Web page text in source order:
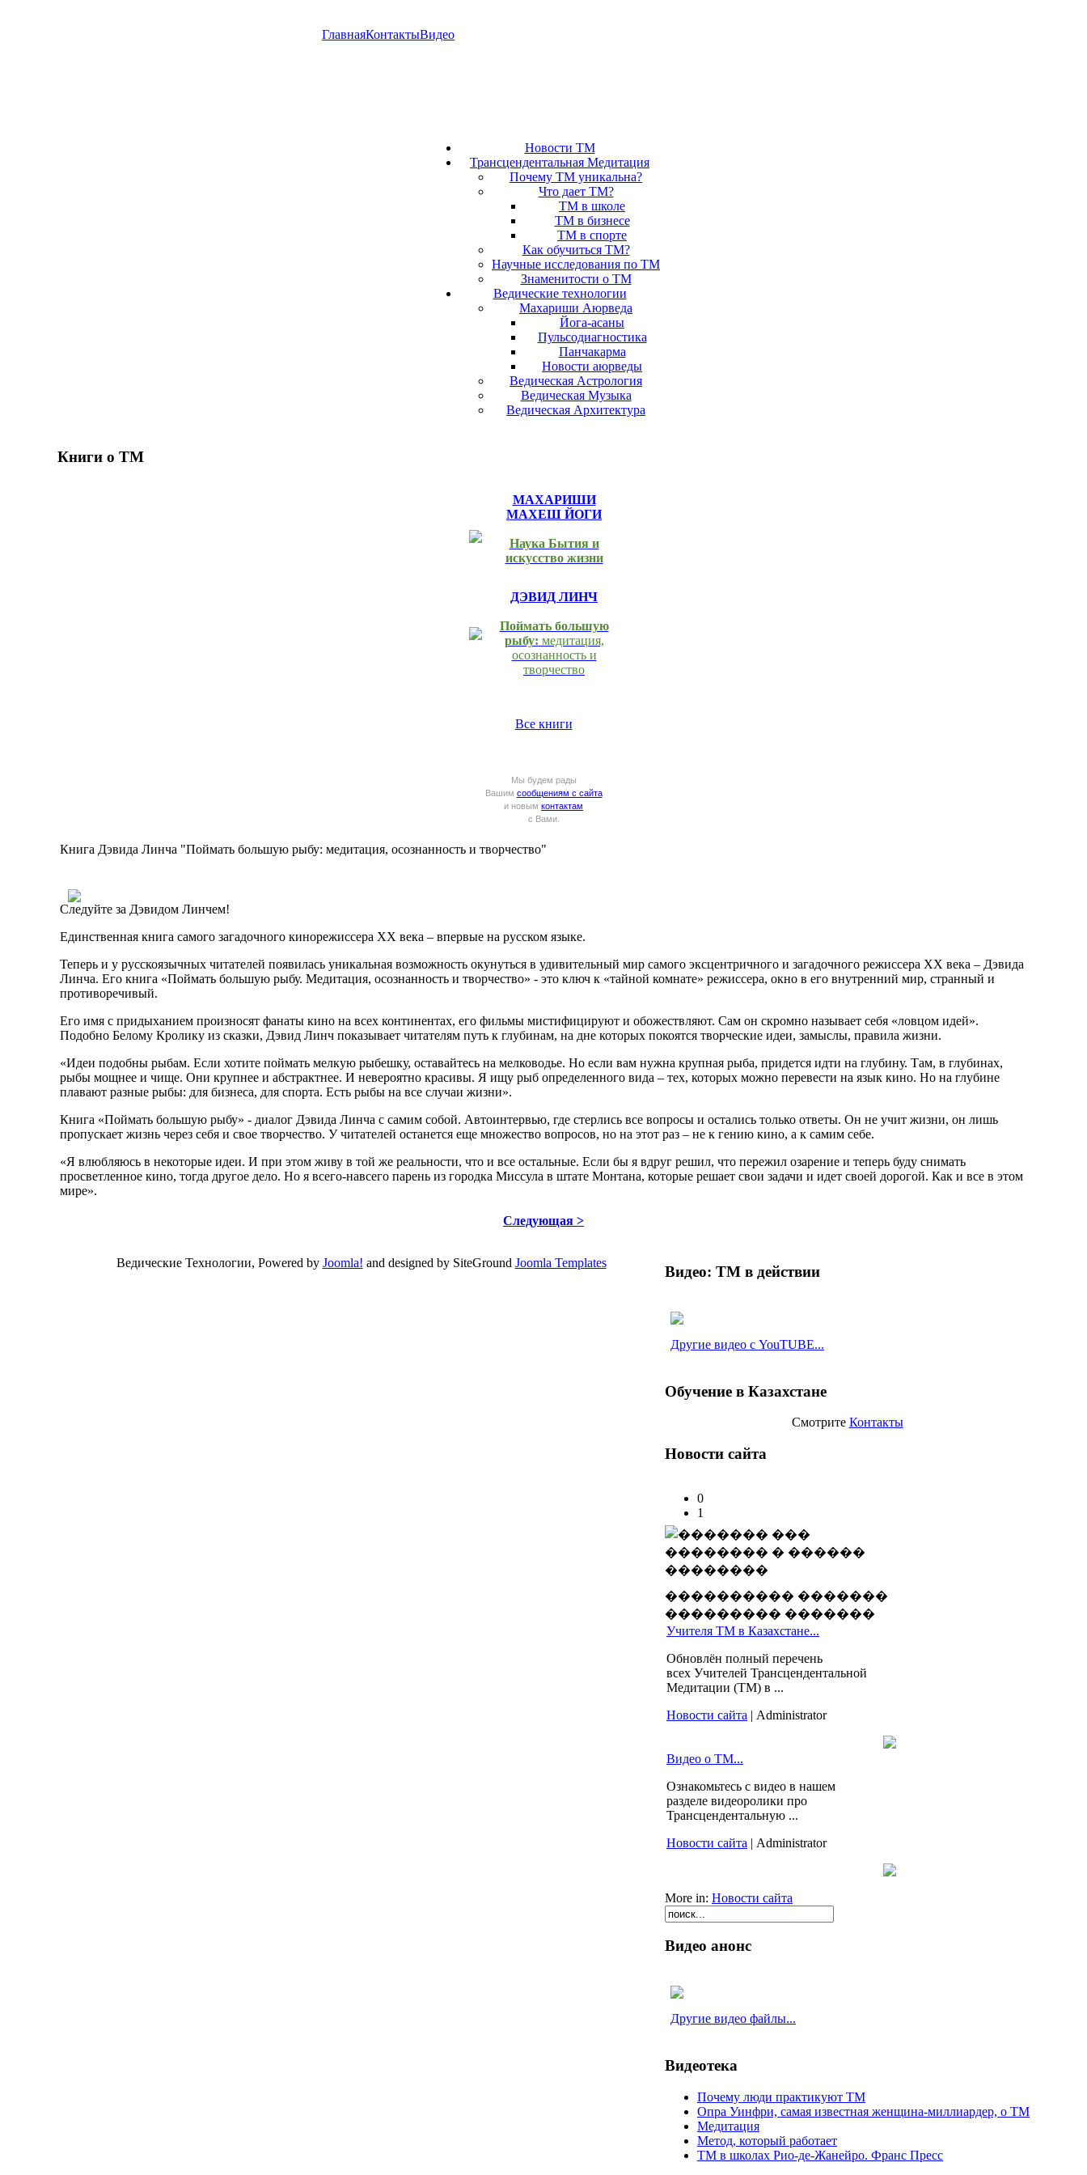
ГлавнаяКонтактыВидео
Новости ТМ
Трансцендентальная Медитация
Почему ТМ уникальна?
Что дает ТМ?
ТМ в школе
ТМ в бизнесе
ТМ в спорте
Как обучиться ТМ?
Научные исследования по ТМ
Знаменитости о ТМ
Ведические технологии
Махариши Аюрведа
Йога-асаны
Пульсодиагностика
Панчакарма
Новости аюрведы
Ведическая Астрология
Ведическая Музыка
Ведическая Архитектура
Книги о ТМ
МАХАРИШИ
МАХЕШ ЙОГИ
Наука Бытия и
искусство жизни
ДЭВИД ЛИНЧ
Поймать большую
рыбу: медитация,
осознанность и
творчество
Все книги
Мы будем рады
Вашим сообщениям с сайта
и новым контактам
с Вами.
Книга Дэвида Линча "Поймать большую рыбу: медитация, осознанность и творчество"
Следуйте за Дэвидом Линчем!
Единственная книга самого загадочного кинорежиссера ХХ века – впервые на русском языке.
Теперь и у русскоязычных читателей появилась уникальная возможность окунуться в удивительный мир самого эксцентричного и загадочного режиссера ХХ века – Дэвида
Линча. Его книга «Поймать большую рыбу. Медитация, осознанность и творчество» - это ключ к «тайной комнате» режиссера, окно в его внутренний мир, странный и
противоречивый.
Его имя с придыханием произносят фанаты кино на всех континентах, его фильмы мистифицируют и обожествляют. Сам он скромно называет себя «ловцом идей».
Подобно Белому Кролику из сказки, Дэвид Линч показывает читателям путь к глубинам, на дне которых покоятся творческие идеи, замыслы, правила жизни.
«Идеи подобны рыбам. Если хотите поймать мелкую рыбешку, оставайтесь на мелководье. Но если вам нужна крупная рыба, придется идти на глубину. Там, в глубинах,
рыбы мощнее и чище. Они крупнее и абстрактнее. И невероятно красивы. Я ищу рыб определенного вида – тех, которых можно перевести на язык кино. Но на глубине
плавают разные рыбы: для бизнеса, для спорта. Есть рыбы на все случаи жизни».
Книга «Поймать большую рыбу» - диалог Дэвида Линча с самим собой. Автоинтервью, где стерлись все вопросы и остались только ответы. Он не учит жизни, он лишь
пропускает жизнь через себя и свое творчество. У читателей останется еще множество вопросов, но на этот раз – не к гению кино, а к самим себе.
«Я влюбляюсь в некоторые идеи. И при этом живу в той же реальности, что и все остальные. Если бы я вдруг решил, что пережил озарение и теперь буду снимать
просветленное кино, тогда другое дело. Но я всего-навсего парень из городка Миссула в штате Монтана, которые решает свои задачи и идет своей дорогой. Как и все в этом
мире».
Следующая >
Видео: ТМ в действии
Другие видео с YouTUBE...
Обучение в Казахстане
Смотрите Контакты
Новости сайта
0
1
���������� �������
��������� �������
Учителя ТМ в Казахстане...
Обновлён полный перечень
всех Учителей Трансцендентальной
Медитации (ТМ) в ...
Новости сайта | Administrator
Видео о ТМ...
Ознакомьтесь с видео в нашем
разделе видеоролики про
Трансцендентальную ...
Новости сайта | Administrator
More in: Новости сайта
Видео анонс
Другие видео файлы...
Видеотека
Почему люди практикуют ТМ
Опра Уинфри, самая известная женщина-миллиардер, о ТМ
Медитация
Метод, который работает
ТМ в школах Рио-де-Жанейро. Франс Пресс
Ведические Технологии, Powered by Joomla! and designed by SiteGround Joomla Templates